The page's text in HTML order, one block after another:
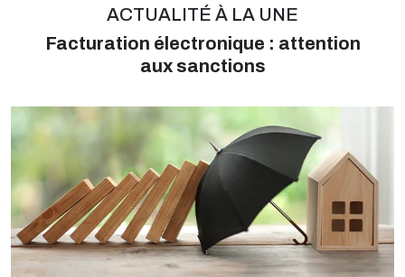
ACTUALITÉ À LA UNE
Facturation électronique : attention
aux sanctions